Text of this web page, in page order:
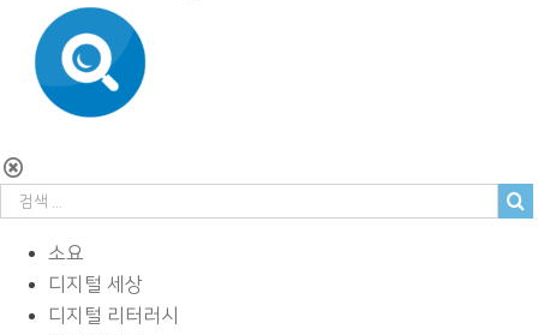
소요
디지털 세상
디지털 리터러시